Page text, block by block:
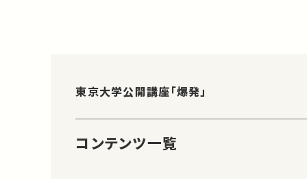
東京大学公開講座「爆発」
コンテンツ一覧